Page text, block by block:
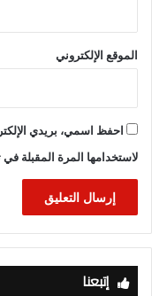
الموقع الإلكتروني
احفظ اسمي، بريدي
لاستخدامها المرة المقبلة
إتبعنا